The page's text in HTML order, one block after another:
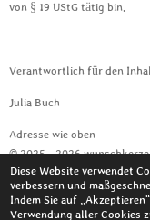
Diese Website verwendet
verbessern und
Indem Sie auf
Verwendung aller Cookies
von § 19 UStG tätig bin.
Verantwortlich für den
Julia Buch
Adresse wie oben
© 2025 - 2026
Mit Unterstützung vonWebador